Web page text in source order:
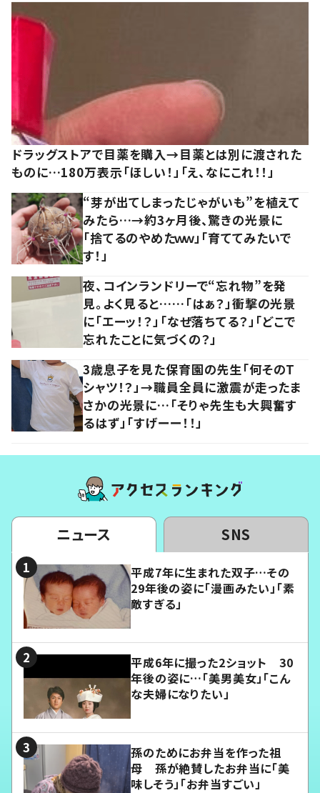
ドラッグストアで目薬を購入→目薬とは別に渡された
ものに…180万表示「ほしい！」「え、なにこれ！！」
“芽が出てしまったじゃがいも”を植えて
みたら…→約3ヶ月後、驚きの光景に
「捨てるのやめたｗｗ」「育ててみたいで
す！」
夜、コインランドリーで“忘れ物”を発
見。よく見ると……「はぁ？」衝撃の光景
に「エーッ！？」「なぜ落ちてる？」「どこで
忘れたことに気づくの？」
3歳息子を見た保育園の先生「何そのT
シャツ！？」→職員全員に激震が走ったま
さかの光景に…「そりゃ先生も大興奮す
るはず」「すげーー！！」
ニュース SNS
平成7年に生まれた双子…その
29年後の姿に「漫画みたい」「素
敵すぎる」
平成6年に撮った2ショット 30
年後の姿に…「美男美女」「こん
な夫婦になりたい」
孫のためにお弁当を作った祖
母 孫が絶賛したお弁当に「美
味しそう」「お弁当すごい」